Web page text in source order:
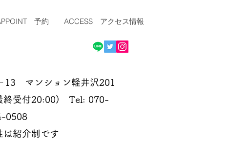
予約 ACCESS アクセス情報
13 マンション軽井沢201
終受付20:00) Tel: 070-
0508
紹介制です